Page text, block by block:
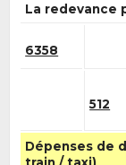
La redevance
6358
512
Dépenses de
train / taxi)